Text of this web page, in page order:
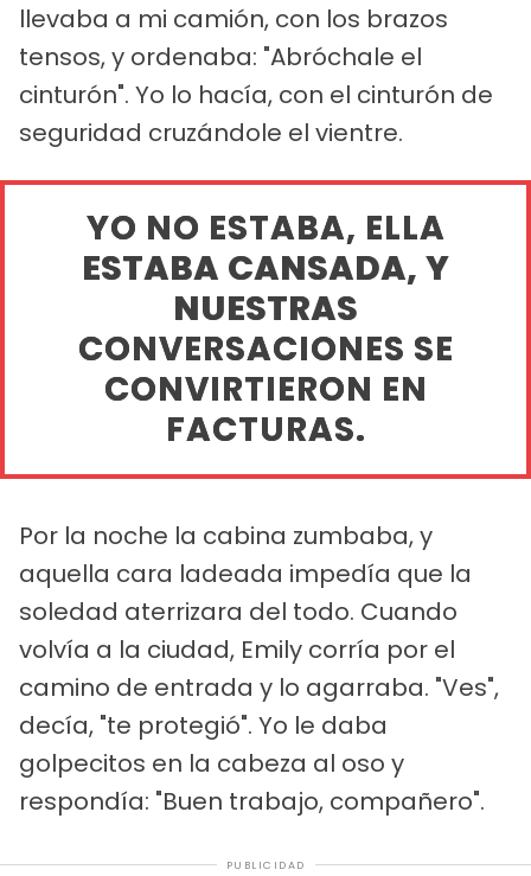
llevaba a mi camión, con los brazos
tensos, y ordenaba: "Abróchale el
cinturón". Yo lo hacía, con el cinturón de
seguridad cruzándole el vientre.
YO NO ESTABA, ELLA
ESTABA CANSADA, Y
NUESTRAS
CONVERSACIONES SE
CONVIRTIERON EN
FACTURAS.
Por la noche la cabina zumbaba, y
aquella cara ladeada impedía que la
soledad aterrizara del todo. Cuando
volvía a la ciudad, Emily corría por el
camino de entrada y lo agarraba. "Ves",
decía, "te protegió". Yo le daba
golpecitos en la cabeza al oso y
respondía: "Buen trabajo, compañero".
PUBLICIDAD